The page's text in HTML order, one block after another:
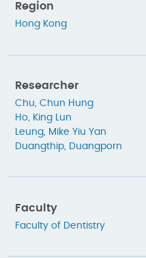
Region
Hong Kong
Researcher
Chu, Chun Hung
Ho, King Lun
Leung, Mike Yiu Yan
Duangthip, Duangporn
Faculty
Faculty of Dentistry